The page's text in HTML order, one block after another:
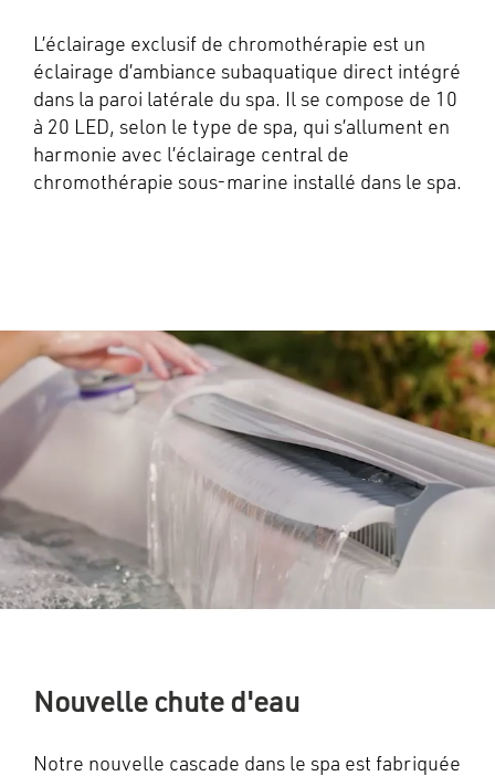
L’éclairage exclusif de chromothérapie est un
éclairage d’ambiance subaquatique direct intégré
dans la paroi latérale du spa. Il se compose de 10
à 20 LED, selon le type de spa, qui s’allument en
harmonie avec l’éclairage central de
chromothérapie sous-marine installé dans le spa.
Nouvelle chute d'eau
Notre nouvelle cascade dans le spa est fabriquée